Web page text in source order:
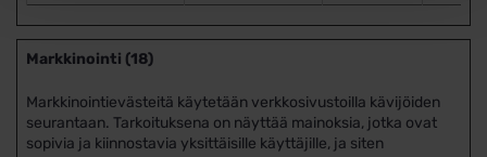
Markkinointi (18)
Markkinointievästeitä käytetään verkkosivustoilla kävijöiden
seurantaan. Tarkoituksena on näyttää mainoksia, jotka ovat
sopivia ja kiinnostavia yksittäisille käyttäjille, ja siten